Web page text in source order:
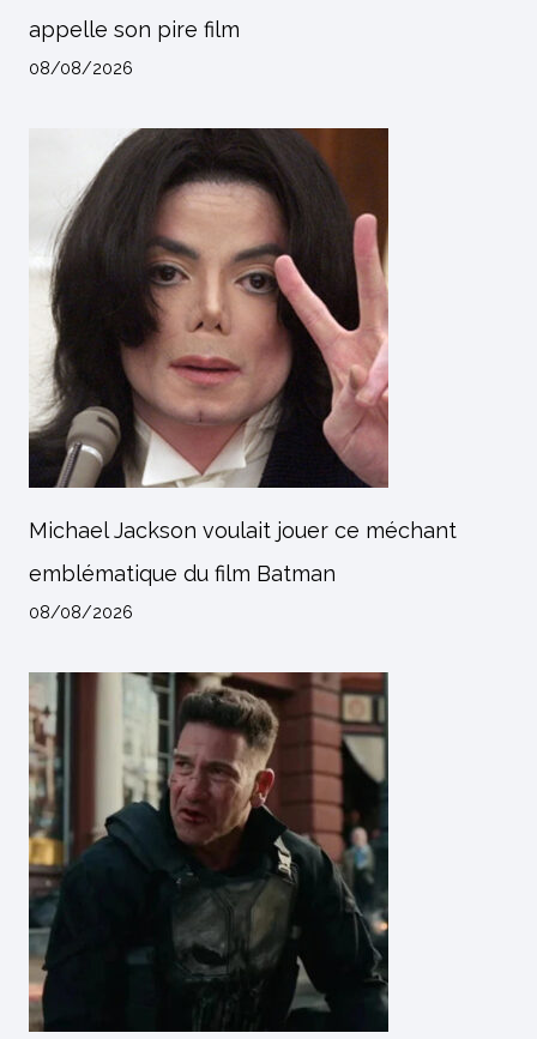
appelle son pire film
08/08/2026
Michael Jackson voulait jouer ce méchant
emblématique du film Batman
08/08/2026